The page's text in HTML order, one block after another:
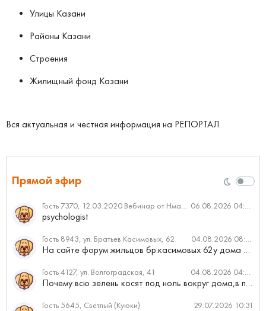
Улицы Казани
Районы Казани
Строения
Жилищный фонд Казани
Вся актуальная и честная информация на РЕПОРТАЛ.
Прямой эфир
Гость 7370, 12.03.2020 Вебинар от Нмаркет.ПРО: «Актуальное об ипотеке: что нужно знать» 06.08.2026 04:00
psychologist
Гость 8943, ул. Братьев Касимовых, 62 04.08.2026 08:34
На сайте форум жильцов бр.касимовых 62у дома растут красивые...
Гость 4127, ул. Волгоградская, 41 04.08.2026 04:46
Почему всю зелень косят под ноль вокруг дома,в полисадниках....
Гость 5645, Светлый (Куюки) 29.07.2026 10:31